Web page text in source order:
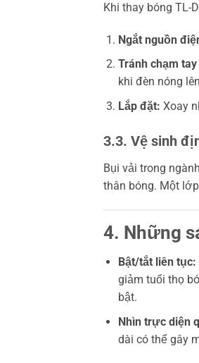
Khi thay bóng TL-
Ngắt nguồn
Tránh chạm
khi đèn nóng
Lắp đặt: Xoay
3.3. Vệ sinh
Bụi vải trong
thân bóng. Một
4. Những
Bật/tắt liên tục:
giảm tuổi thọ
bật.
Nhìn trực diện
dài có thể gây